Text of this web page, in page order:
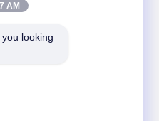
AM
looking